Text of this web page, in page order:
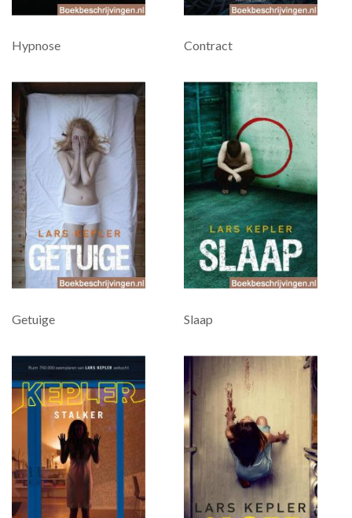
Hypnose Contract
Getuige Slaap